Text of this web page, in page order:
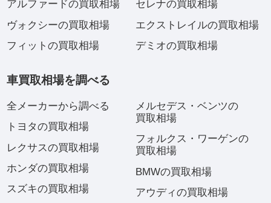
アルファードの買取相場
ヴォクシーの買取相場
フィットの買取相場
セレナの買取相場
エクストレイルの買取相場
デミオの買取相場
車買取相場を調べる
全メーカーから調べる
トヨタの買取相場
レクサスの買取相場
ホンダの買取相場
スズキの買取相場
メルセデス・ベンツの
買取相場
フォルクス・ワーゲンの
買取相場
BMWの買取相場
アウディの買取相場